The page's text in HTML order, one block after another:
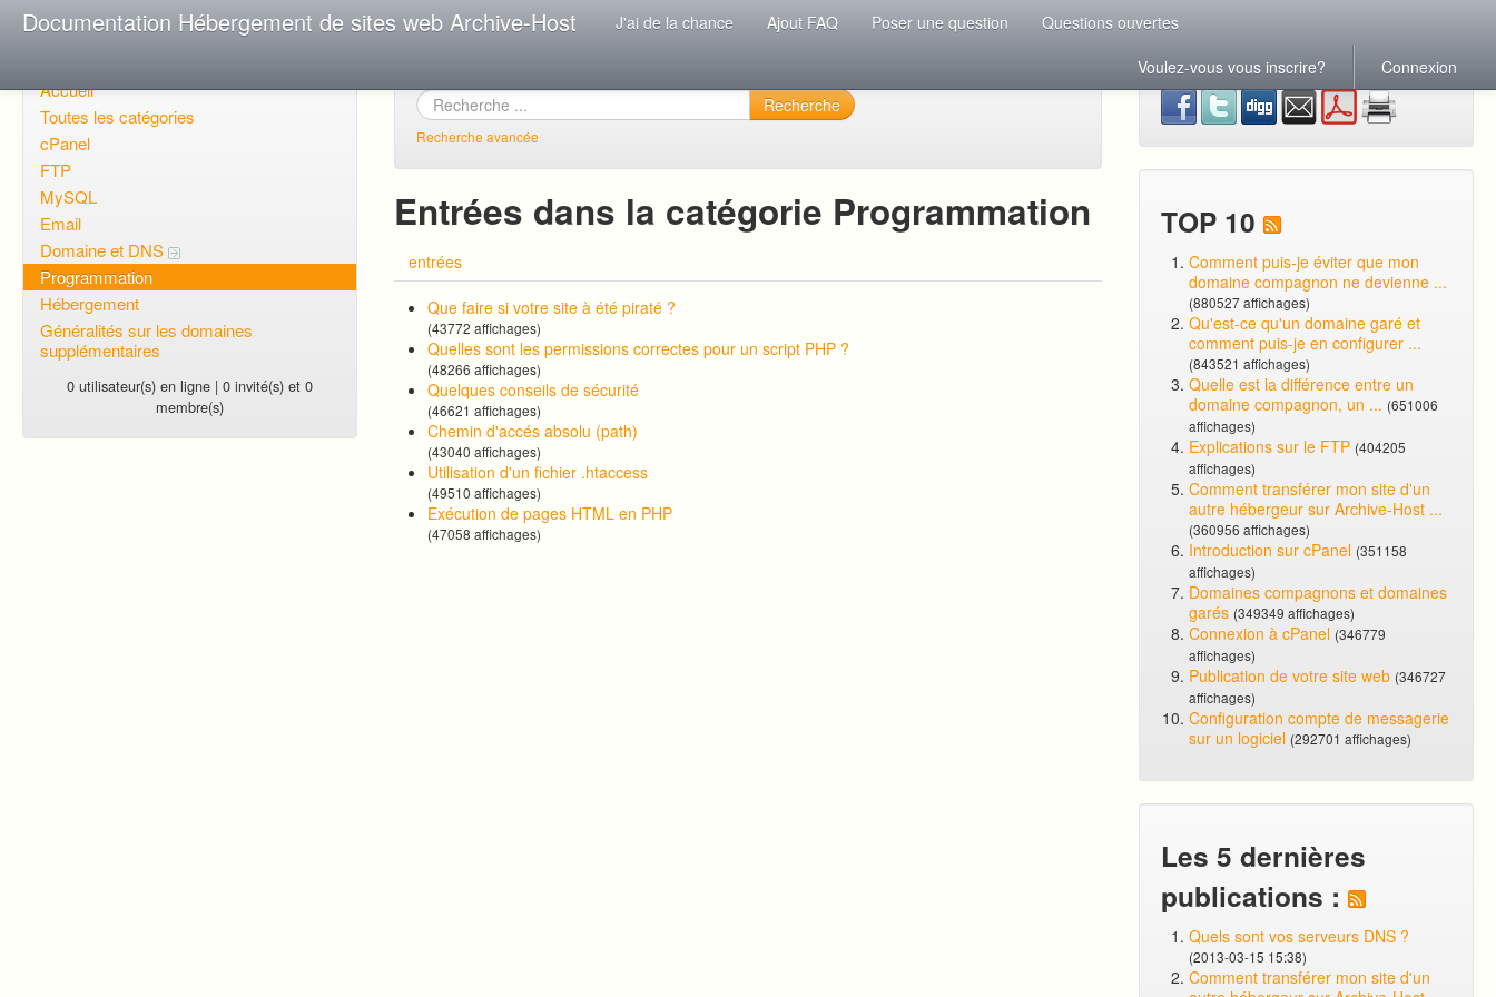
Documentation Hébergement de sites web Archive-Host J'ai de la chance Ajout FAQ Poser une question
Questions ouvertes
Voulez-vous vous inscrire?
Connexion
Accueil
Toutes les catégories
cPanel
FTP
MySQL
Email
Domaine et DNS
Programmation
Hébergement
Généralités sur les domaines
supplémentaires
0 utilisateur(s) en ligne | 0 invité(s) et 0
membre(s)
Recherche
Recherche avancée
Entrées dans la catégorie Programmation
entrées
Que faire si votre site à été piraté ?
(43772 affichages)
Quelles sont les permissions correctes pour un script PHP ?
(48266 affichages)
Quelques conseils de sécurité
(46621 affichages)
Chemin d'accés absolu (path)
(43040 affichages)
Utilisation d'un fichier .htaccess
(49510 affichages)
Exécution de pages HTML en PHP
(47058 affichages)
TOP 10
Comment puis-je éviter que mon
domaine compagnon ne devienne ...
(880527 affichages)
Qu'est-ce qu'un domaine garé et
comment puis-je en configurer ...
(843521 affichages)
Quelle est la différence entre un
domaine compagnon, un ... (651006
affichages)
Explications sur le FTP (404205
affichages)
Comment transférer mon site d'un
autre hébergeur sur Archive-Host ...
(360956 affichages)
Introduction sur cPanel (351158
affichages)
Domaines compagnons et domaines
garés (349349 affichages)
Connexion à cPanel (346779
affichages)
Publication de votre site web (346727
affichages)
Configuration compte de messagerie
sur un logiciel (292701 affichages)
Les 5 dernières
publications :
Quels sont vos serveurs DNS ?
(2013-03-15 15:38)
Comment transférer mon site d'un